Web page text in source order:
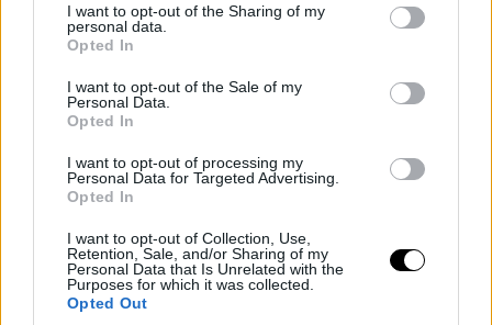
not limited to your visit or usage behaviour. You may click to
grant or deny consent to Google and its third-party tags to
use your data for below specified purposes in below Google
consent section.
I want to opt-out of the Sharing of my
personal data.
Opted In
I want to opt-out of the Sale of my
Personal Data.
Opted In
I want to opt-out of processing my
Personal Data for Targeted Advertising.
Opted In
I want to opt-out of Collection, Use,
Retention, Sale, and/or Sharing of my
Personal Data that Is Unrelated with the
Purposes for which it was collected.
Opted Out